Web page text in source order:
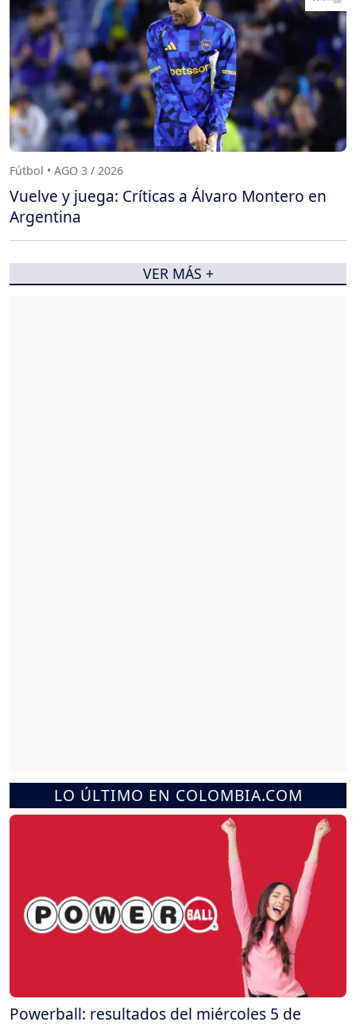
LO ÚLTIMO EN COLOMBIA.COM
Powerball: resultados del miércoles 5 de
Fútbol • AGO 3 / 2026
Vuelve y juega: Críticas a Álvaro Montero en
Argentina
VER MÁS +